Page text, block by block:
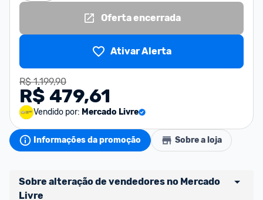
Oferta encerrada
Ativar Alerta
R$ 1.199,90
R$ 479,61
Vendido por: Mercado Livre
Informações da promoção Sobre a loja
Sobre alteração de vendedores no Mercado
Livre